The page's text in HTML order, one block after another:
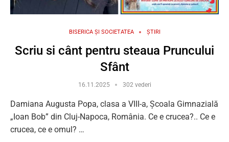
BISERICA ȘI SOCIETATEA ȘTIRI
Scriu si cânt pentru steaua Pruncului
Sfânt
16.11.2025 302 vederi
Damiana Augusta Popa, clasa a VIII-a, Școala Gimnazială
„Ioan Bob” din Cluj-Napoca, România. Ce e crucea?.. Ce e
crucea, ce e omul? …